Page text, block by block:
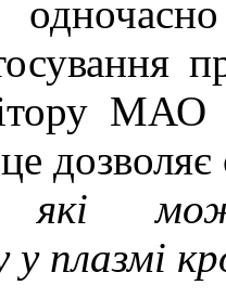
дозволяє
які
у плазмі